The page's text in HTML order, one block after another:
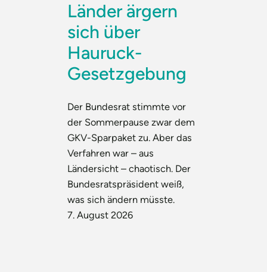
Länder ärgern
sich über
Hauruck-
Gesetzgebung
Der Bundesrat stimmte vor
der Sommerpause zwar dem
GKV-Sparpaket zu. Aber das
Verfahren war – aus
Ländersicht – chaotisch. Der
Bundesratspräsident weiß,
was sich ändern müsste.
7. August 2026